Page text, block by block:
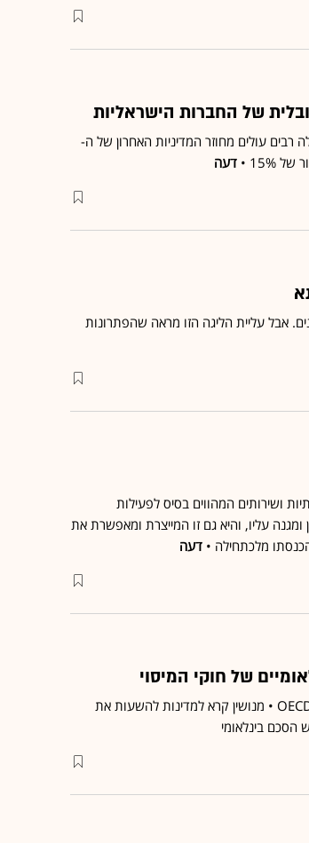
רבים עולים מחוזר המדיניות האחרון של ה-
דעה
אבל עליית הליגה הזו מראה שהפתרונות
ושירותים המהווים בסיס לפעילות
ומגנה עליו, והיא גם זו המייצרת ומאפשרת את
מלכתחילה • דעה
של חוקי המיסוי
כך כתב שר האוצר האמריקאי סטיבן מנושין במכתב ל-OECD • מנושין קרא למדינות להשעות את
הסכם בינלאומי